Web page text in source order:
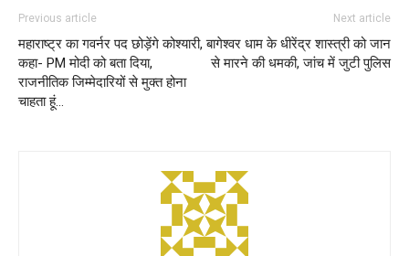
Previous article
महाराष्ट्र का गवर्नर पद छोड़ेंगे कोश्यारी,
कहा- PM मोदी को बता दिया,
राजनीतिक जिम्मेदारियों से मुक्त होना
चाहता हूं…
Next article
बागेश्वर धाम के धीरेंद्र शास्त्री को जान
से मारने की धमकी, जांच में जुटी पुलिस